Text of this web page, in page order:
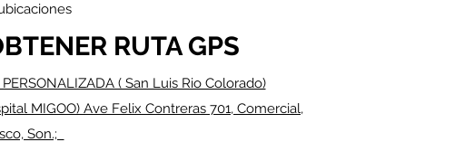
RUTA GPS
( San Luis Rio Colorado)
MIGOO) Ave Felix Contreras 701, Comercial,
Son.;